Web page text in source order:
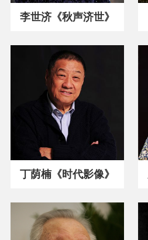
李世济《秋声济世》
丁荫楠《时代影像》